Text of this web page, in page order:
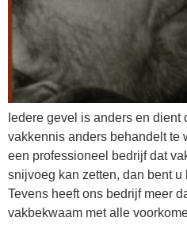
Iedere gevel is anders en dient
vakkennis anders behandelt te
een professioneel bedrijf dat
snijvoeg kan zetten, dan bent
Tevens heeft ons bedrijf meer
vakbekwaam met alle